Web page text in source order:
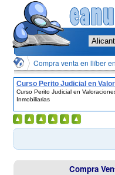
Compra venta en llíber
Curso Perito Judicial en
Inmobiliarias
Curso Perito Judicial en
Inmobiliarias
Compra